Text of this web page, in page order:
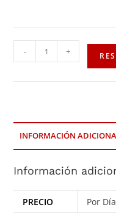
- +
INFORMACIÓN
Información
PRECIO Por